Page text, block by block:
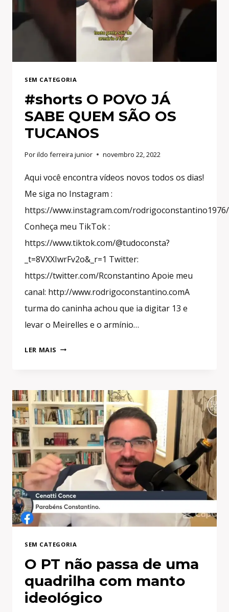
SEM CATEGORIA
#shorts O POVO JÁ
SABE QUEM SÃO OS
TUCANOS
Porildo ferreira junior novembro 22, 2022
Aqui você encontra vídeos novos todos os dias!
Me siga no Instagram :
https://www.instagram.com/rodrigoconstantino1976/
Conheça meu TikTok :
https://www.tiktok.com/@tudoconsta?
_t=8VXXIwrFv2o&_r=1 Twitter:
https://twitter.com/Rconstantino Apoie meu
canal: http://www.rodrigoconstantino.comA
turma do caninha achou que ia digitar 13 e
levar o Meirelles e o armínio…
LER MAIS #SHORTS
SABE
QUEM
SÃO
OS
TUCANOS
SEM CATEGORIA
O PT não passa de uma
quadrilha com manto
ideológico